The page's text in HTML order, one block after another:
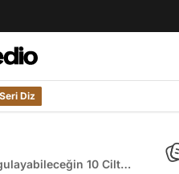
Seri Diz
10 Cilt